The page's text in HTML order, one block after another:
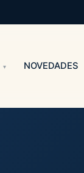
NOVEDADES